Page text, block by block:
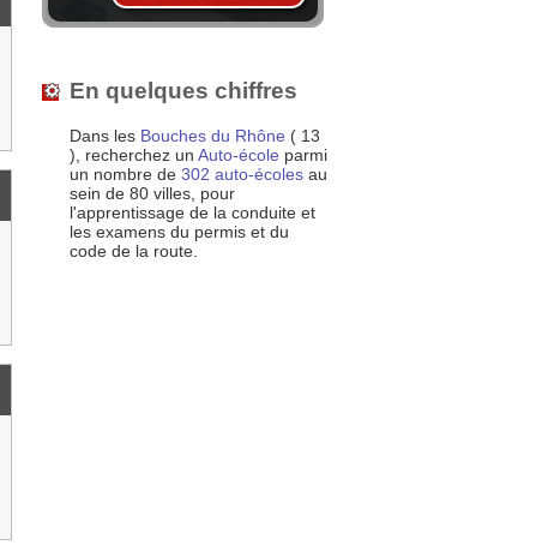
En quelques chiffres
Dans les Bouches du Rhône ( 13
), recherchez un Auto-école parmi
un nombre de 302 auto-écoles au
sein de 80 villes, pour
l'apprentissage de la conduite et
les examens du permis et du
code de la route.